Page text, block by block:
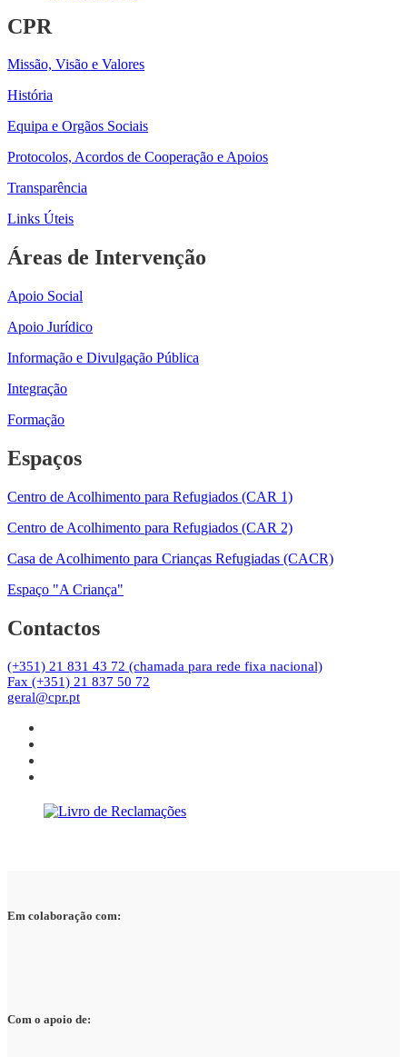
CPR
Missão, Visão e Valores
História
Equipa e Orgãos Sociais
Protocolos, Acordos de Cooperação e Apoios
Transparência
Links Úteis
Áreas de Intervenção
Apoio Social
Apoio Jurídico
Informação e Divulgação Pública
Integração
Formação
Espaços
Centro de Acolhimento para Refugiados (CAR 1)
Centro de Acolhimento para Refugiados (CAR 2)
Casa de Acolhimento para Crianças Refugiadas (CACR)
Espaço "A Criança"
Contactos
(+351) 21 831 43 72 (chamada para rede fixa nacional)
Fax (+351) 21 837 50 72
geral@cpr.pt
Em colaboração com:
Com o apoio de: